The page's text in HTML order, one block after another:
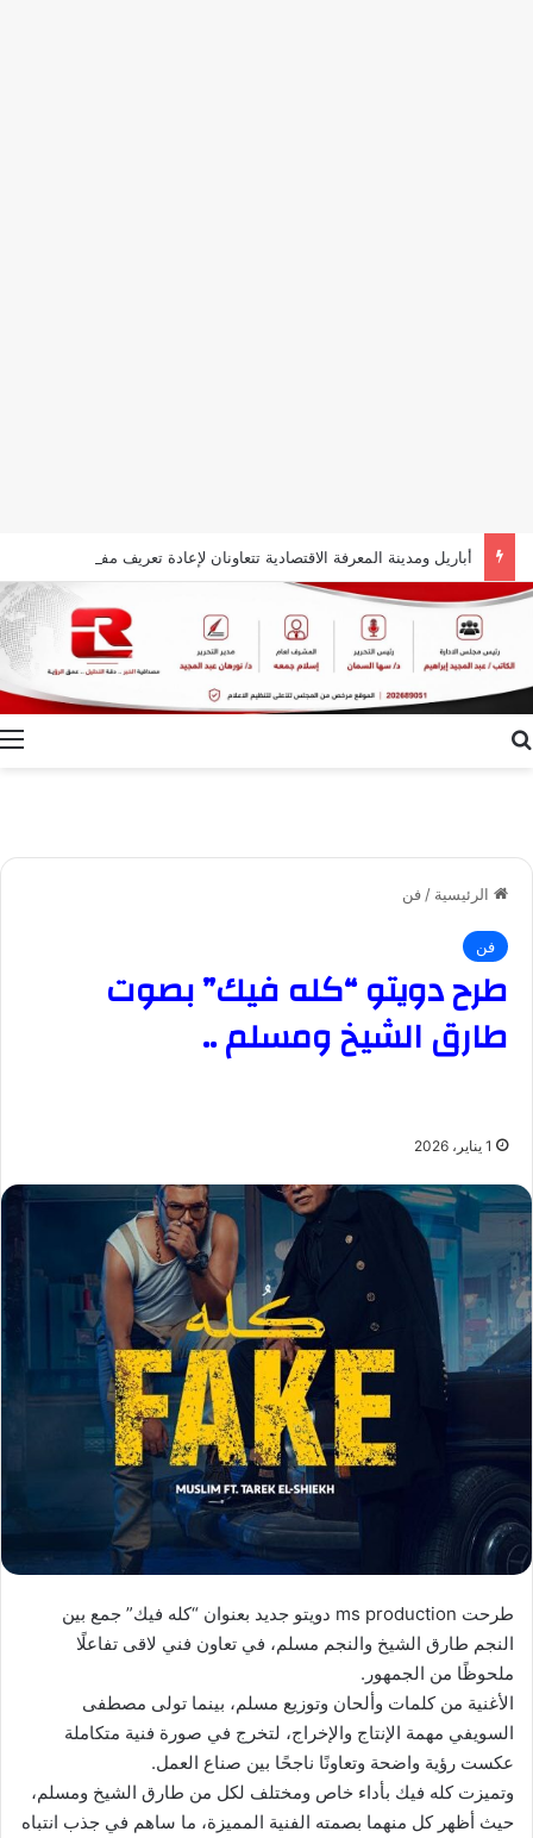
الرئيسية / فن
فن
طرح دويتو “كله فيك” بصوت
طارق الشيخ ومسلم ..
1 يناير، 2026
طرحت ms production دويتو جديد بعنوان “كله فيك” جمع بين
النجم طارق الشيخ والنجم مسلم، في تعاون فني لاقى تفاعلًا
ملحوظًا من الجمهور.
الأغنية من كلمات وألحان وتوزيع مسلم، بينما تولى مصطفى
السويفي مهمة الإنتاج والإخراج، لتخرج في صورة فنية متكاملة
عكست رؤية واضحة وتعاونًا ناجحًا بين صناع العمل.
وتميزت كله فيك بأداء خاص ومختلف لكل من طارق الشيخ ومسلم،
حيث أظهر كل منهما بصمته الفنية المميزة، ما ساهم في جذب انتباه